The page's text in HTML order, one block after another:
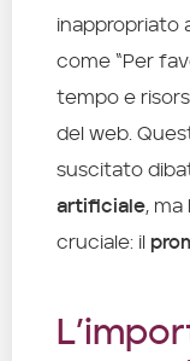
inappropriato
come “Per
tempo e
del web.
suscitato
artificiale,
cruciale: il